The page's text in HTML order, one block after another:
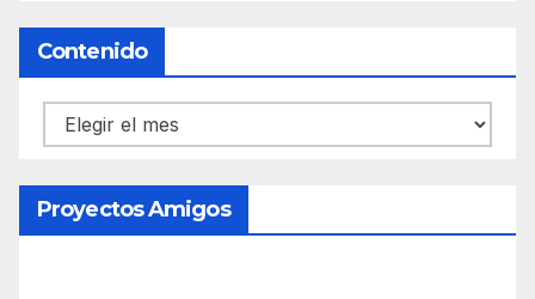
Contenido
Contenido
Proyectos Amigos